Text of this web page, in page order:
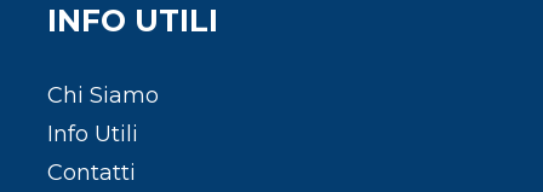
INFO UTILI
Chi Siamo
Info Utili
Contatti